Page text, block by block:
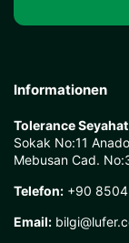
Informationen
Tolerance
Sokak No:11
Mebusan Cad.
Telefon: +90
Email: